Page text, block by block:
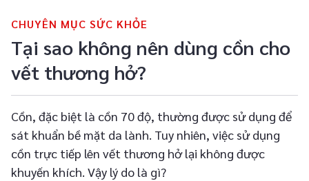
CHUYÊN MỤC SỨC KHỎE
Tại sao không nên dùng cồn cho
vết thương hở?
Cồn, đặc biệt là cồn 70 độ, thường được sử dụng để
sát khuẩn bề mặt da lành. Tuy nhiên, việc sử dụng
cồn trực tiếp lên vết thương hở lại không được
khuyến khích. Vậy lý do là gì?